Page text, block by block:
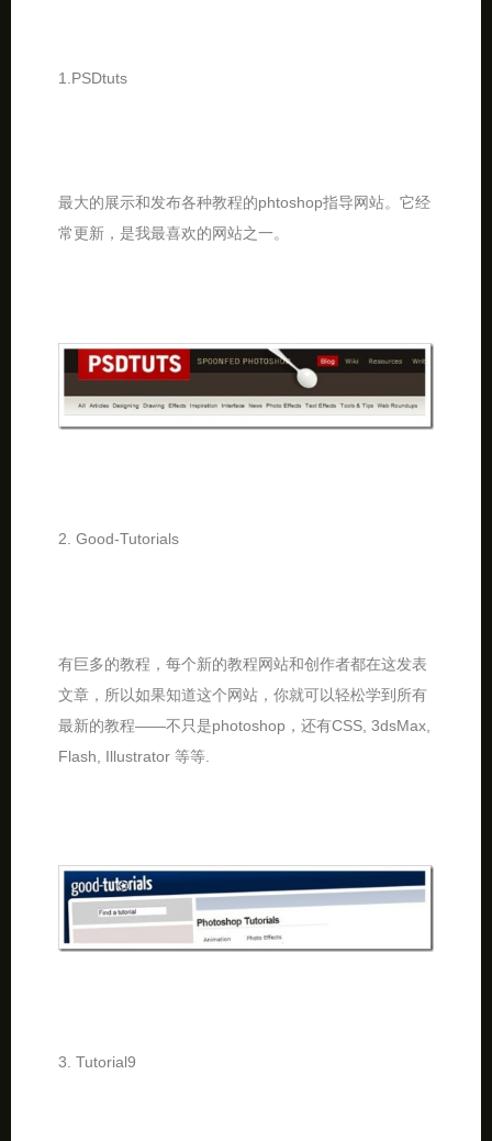
1.PSDtuts
最大的展示和发布各种教程的phtoshop指导网站。它经
常更新，是我最喜欢的网站之一。
2. Good-Tutorials
有巨多的教程，每个新的教程网站和创作者都在这发表
文章，所以如果知道这个网站，你就可以轻松学到所有
最新的教程——不只是photoshop，还有CSS, 3dsMax,
Flash, Illustrator 等等.
3. Tutorial9